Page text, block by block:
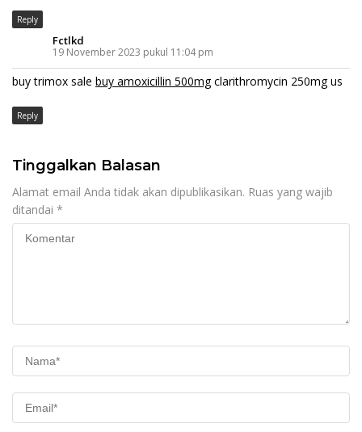
Reply
Fctlkd
19 November 2023 pukul 11:04 pm
buy trimox sale buy amoxicillin 500mgclarithromycin 250mg us
Reply
Tinggalkan Balasan
Alamat email Anda tidak akan dipublikasikan. Ruas yang wajib
ditandai *